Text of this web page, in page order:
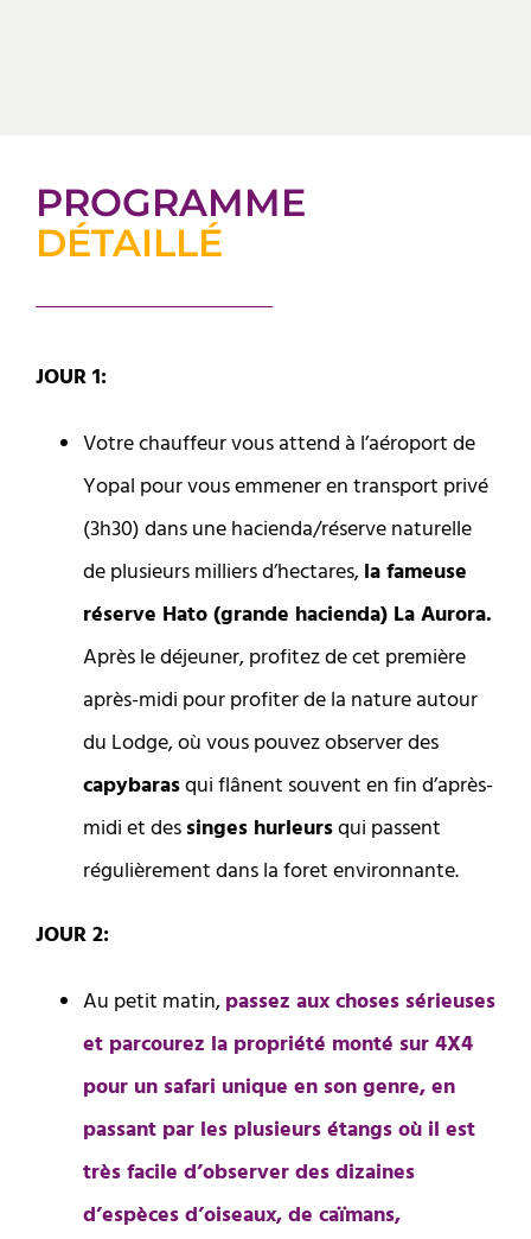
PROGRAMME
DÉTAILLÉ
JOUR 1:
Votre chauffeur vous attend à l’aéroport de
Yopal pour vous emmener en transport privé
(3h30) dans une hacienda/réserve naturelle
de plusieurs milliers d’hectares, la fameuse
réserve Hato (grande hacienda) La Aurora.
Après le déjeuner, profitez de cet première
après-midi pour profiter de la nature autour
du Lodge, où vous pouvez observer des
capybarasqui flânent souvent en fin d’après-
midi et des singes hurleursqui passent
régulièrement dans la foret environnante.
JOUR 2:
Au petit matin, passez aux choses sérieuses
et parcourez la propriété monté sur 4X4
pour un safari unique en son genre, en
passant par les plusieurs étangs où il est
très facile d’observer des dizaines
d’espèces d’oiseaux, de caïmans,